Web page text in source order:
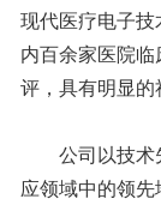
现代医疗电子技
内百余家医院
评，具有明显的
公司以技术先
应领域中的领